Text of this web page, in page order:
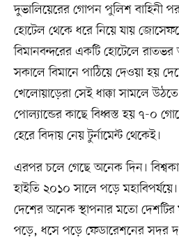
দুভালিয়েরের গোপন পুলিশ বাহিনী
হোটেল থেকে ধরে নিয়ে যায়
বিমানবন্দরের একটি হোটেলে
সকালে বিমানে পাঠিয়ে দেওয়া হয়
খেলোয়াড়েরা সেই ধাক্কা সামলে
পোল্যান্ডের কাছে বিধ্বস্ত হয় ৭-০
হেরে বিদায় নেয় টুর্নামেন্ট থেকেই।
এরপর চলে গেছে অনেক দিন।
হাইতি ২০১০ সালে পড়ে
দেশের অনেক স্থাপনার মতো
পড়ে, ধসে পড়ে ফেডারেশনের সদর